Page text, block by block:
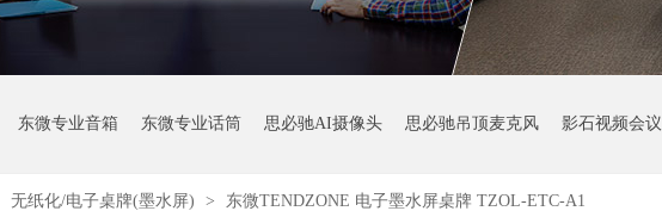
东微专业音箱 东微专业话筒 思必驰AI摄像头 思必驰吊顶麦克风 影石视频会议
无纸化/电子桌牌(墨水屏) > 东微TENDZONE 电子墨水屏桌牌 TZOL-ETC-A1